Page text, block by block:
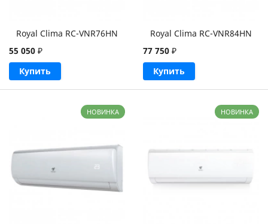
Royal Clima RC-VNR76HN
55 050 ₽
Купить
Royal Clima RC-VNR84HN
77 750₽
Купить
НОВИНКА НОВИНКА